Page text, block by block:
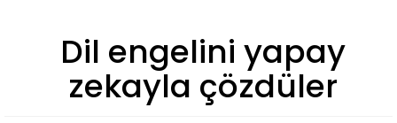
Dil engelini yapay
zekayla çözdüler